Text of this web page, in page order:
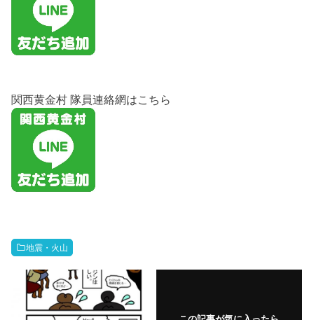
関西黄金村 隊員連絡網はこちら
地震・火山